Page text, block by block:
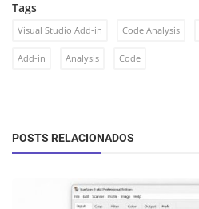
Tags
Visual Studio Add-in Code Analysis
Add-in Analysis Code
POSTS RELACIONADOS